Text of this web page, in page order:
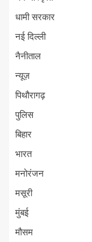
धामी सरकार
नई दिल्ली
नैनीताल
न्यूज़
पिथौरागढ़
पुलिस
बिहार
भारत
मनोरंजन
मसूरी
मुंबई
मौसम